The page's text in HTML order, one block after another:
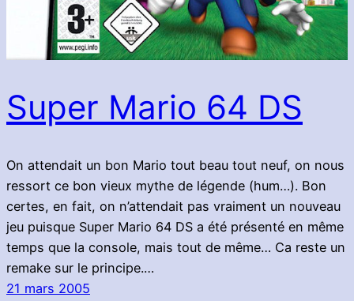
Super Mario 64 DS
On attendait un bon Mario tout beau tout neuf, on nous
ressort ce bon vieux mythe de légende (hum…). Bon
certes, en fait, on n’attendait pas vraiment un nouveau
jeu puisque Super Mario 64 DS a été présenté en même
temps que la console, mais tout de même… Ca reste un
remake sur le principe.…
21 mars 2005